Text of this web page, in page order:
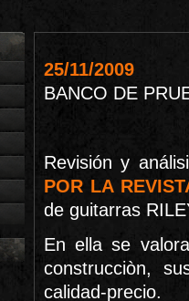
25/11/2009
BANCO DE
Revisión y
POR LA
de guitarras
En ella se
construcciòn,
calidad-precio.